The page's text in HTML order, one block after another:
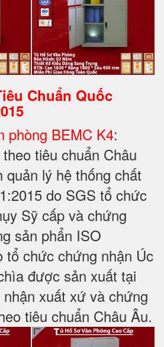
Chuẩn Quốc
phòng BEMC K4:
tiêu chuẩn Châu
lý hệ thống chất
do SGS tổ chức
Sỹ cấp và chứng
sản phẩn ISO
tổ chức chứng nhận Úc
được sản xuất tại
xuất xứ và chứng
tiêu chuẩn Châu Âu.